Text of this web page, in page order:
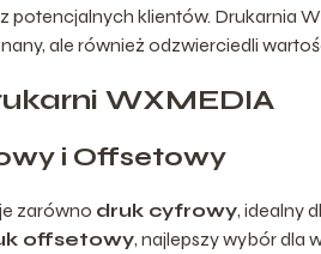
potencjalnych klientów. Drukarnia
ale również odzwierciedli
WXMEDIA
i Offsetowy
zarówno druk cyfrowy, idealny
offsetowy, najlepszy wybór dla